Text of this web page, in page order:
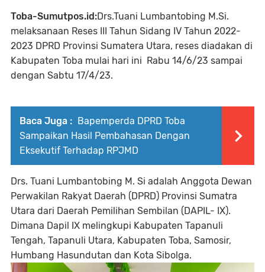
Toba-Sumutpos.id:Drs.Tuani Lumbantobing M.Si.
melaksanaan Reses III Tahun Sidang IV Tahun 2022-
2023 DPRD Provinsi Sumatera Utara, reses diadakan di
Kabupaten Toba mulai hari ini Rabu 14/6/23 sampai
dengan Sabtu 17/4/23.
Baca Juga : Bapemperda DPRD Toba
Sampaikan Hasil Pembahasan Dengan
Eksekutif Terhadap RPJMD
Drs. Tuani Lumbantobing M. Si adalah Anggota Dewan
Perwakilan Rakyat Daerah (DPRD) Provinsi Sumatra
Utara dari Daerah Pemilihan Sembilan (DAPIL- IX).
Dimana Dapil IX melingkupi Kabupaten Tapanuli
Tengah, Tapanuli Utara, Kabupaten Toba, Samosir,
Humbang Hasundutan dan Kota Sibolga.